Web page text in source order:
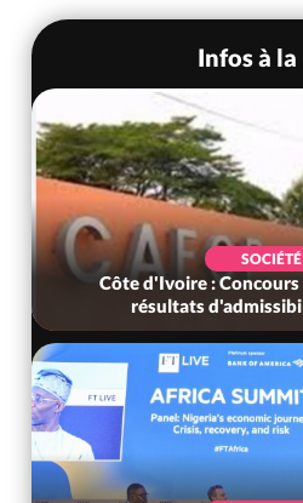
Infos à la
SOCIÉTÉ
Côte d'Ivoire : Concours
résultats